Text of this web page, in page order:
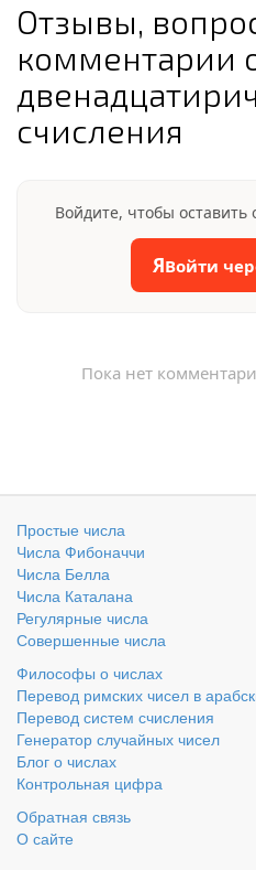
Отзывы,
комментарии
счисления
Войдите, чтобы
ЯВойти
Пока нет
Простые числа
Числа Фибоначчи
Числа Белла
Числа Каталана
Регулярные числа
Совершенные числа
Философы о числах
Перевод римских чисел в
Перевод систем счисления
Генератор случайных чисел
Блог о числах
Контрольная цифра
Обратная связь
О сайте